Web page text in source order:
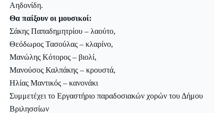
Αηδονίδη.
Θα παίξουν οι μουσικοί:
Σάκης Παπαδημητρίου – λαούτο,
Θεόδωρος Τασούλας – κλαρίνο,
Μανώλης Κότορος – βιολί,
Μανούσος Καλπάκης – κρουστά,
Ηλίας Μαντικός – κανονάκι
Συμμετέχει το Εργαστήριο παραδοσιακών χορών του Δήμου
Βριλησσίων